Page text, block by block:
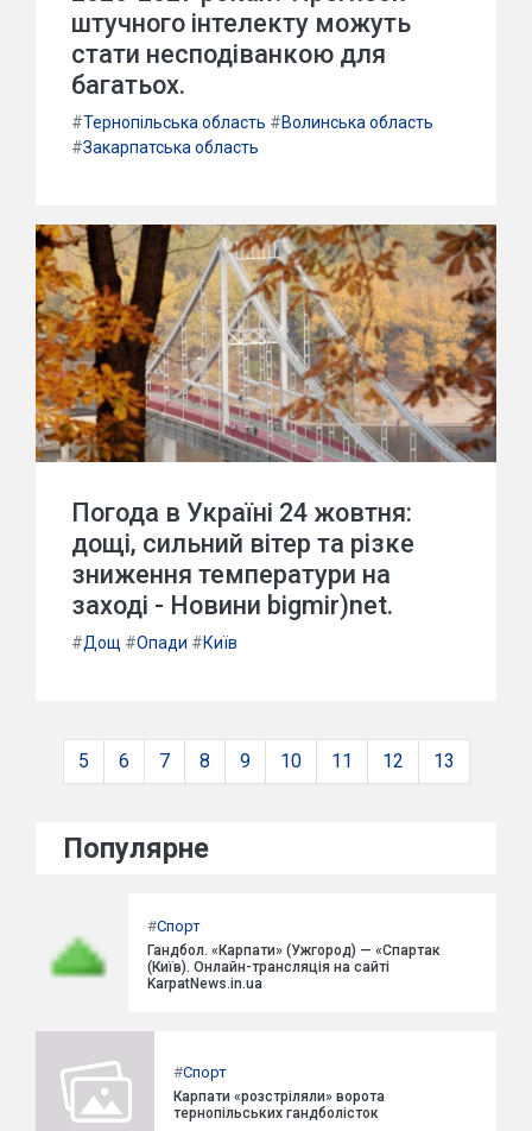
штучного інтелекту можуть
стати несподіванкою для
багатьох.
#Тернопільська область #Волинська область
#Закарпатська область
Погода в Україні 24 жовтня:
дощі, сильний вітер та різке
зниження температури на
заході - Новини bigmir)net.
#Дощ #Опади #Київ
5 6 7 8 9 10 11 12 13
Популярне
#Спорт
Гандбол. «Карпати» (Ужгород) — «Спартак
(Київ). Онлайн-трансляція на сайті
KarpatNews.in.ua
#Спорт
Карпати «розстріляли» ворота
тернопільських гандболісток